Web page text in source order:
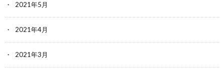
2021年5月
2021年4月
2021年3月